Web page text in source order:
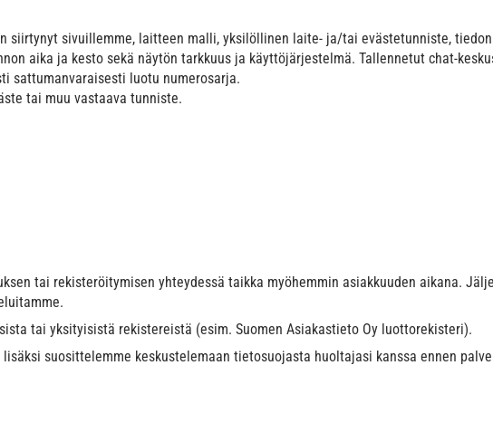
siirtynyt sivuillemme, laitteen malli, yksilöllinen laite- ja/tai evästetunniste,
aika ja kesto sekä näytön tarkkuus ja käyttöjärjestelmä. Tallennetut chat-
sattumanvaraisesti luotu numerosarja.
tai muu vastaava tunniste.
tai rekisteröitymisen yhteydessä taikka myöhemmin asiakkuuden aikana.
tai yksityisistä rekistereistä (esim. Suomen Asiakastieto Oy luottorekisteri).
suosittelemme keskustelemaan tietosuojasta huoltajasi kanssa ennen